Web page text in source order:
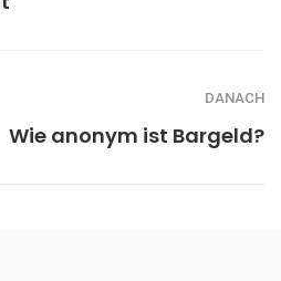
DANACH
Wie anonym ist Bargeld?